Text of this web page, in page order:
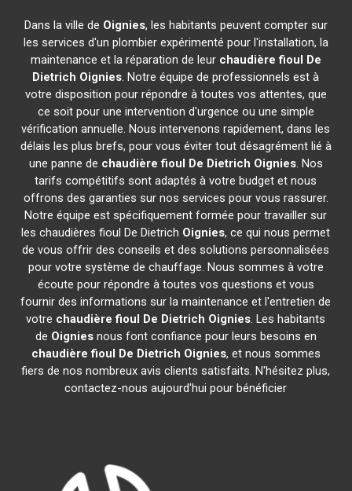
Dans la ville de Oignies, les habitants peuvent compter sur
les services d'un plombier expérimenté pour l'installation, la
maintenance et la réparation de leur chaudière fioul De
Dietrich Oignies. Notre équipe de professionnels est à
votre disposition pour répondre à toutes vos attentes, que
ce soit pour une intervention d'urgence ou une simple
vérification annuelle. Nous intervenons rapidement, dans les
délais les plus brefs, pour vous éviter tout désagrément lié à
une panne de chaudière fioul De Dietrich Oignies. Nos
tarifs compétitifs sont adaptés à votre budget et nous
offrons des garanties sur nos services pour vous rassurer.
Notre équipe est spécifiquement formée pour travailler sur
les chaudières fioul De Dietrich Oignies, ce qui nous permet
de vous offrir des conseils et des solutions personnalisées
pour votre système de chauffage. Nous sommes à votre
écoute pour répondre à toutes vos questions et vous
fournir des informations sur la maintenance et l'entretien de
votre chaudière fioul De Dietrich Oignies. Les habitants
de Oigniesnous font confiance pour leurs besoins en
chaudière fioul De Dietrich Oignies, et nous sommes
fiers de nos nombreux avis clients satisfaits. N'hésitez plus,
contactez-nous aujourd'hui pour bénéficier